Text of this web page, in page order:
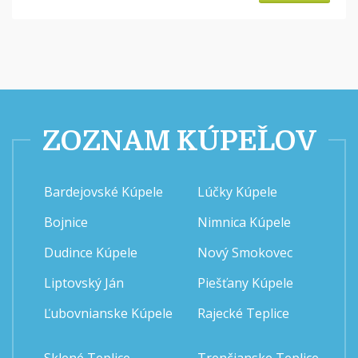
ZOZNAM KÚPEĽOV
Bardejovské Kúpele
Bojnice
Dudince Kúpele
Liptovský Ján
Ľubovnianske Kúpele
Lúčky Kúpele
Nimnica Kúpele
Nový Smokovec
Piešťany Kúpele
Rajecké Teplice